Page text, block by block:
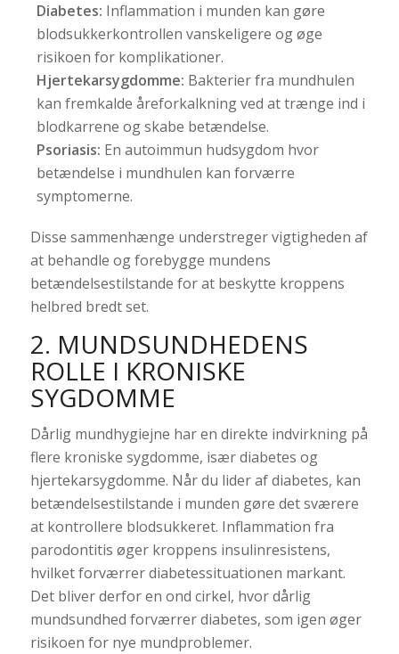
Diabetes: Inflammation i munden kan gøre
blodsukkerkontrollen vanskeligere og øge
risikoen for komplikationer.
Hjertekarsygdomme: Bakterier fra mundhulen
kan fremkalde åreforkalkning ved at trænge ind i
blodkarrene og skabe betændelse.
Psoriasis: En autoimmun hudsygdom hvor
betændelse i mundhulen kan forværre
symptomerne.
Disse sammenhænge understreger vigtigheden af
at behandle og forebygge mundens
betændelsestilstande for at beskytte kroppens
helbred bredt set.
2. MUNDSUNDHEDENS
ROLLE I KRONISKE
SYGDOMME
Dårlig mundhygiejne har en direkte indvirkning på
flere kroniske sygdomme, især diabetes og
hjertekarsygdomme. Når du lider af diabetes, kan
betændelsestilstande i munden gøre det sværere
at kontrollere blodsukkeret. Inflammation fra
parodontitis øger kroppens insulinresistens,
hvilket forværrer diabetessituationen markant.
Det bliver derfor en ond cirkel, hvor dårlig
mundsundhed forværrer diabetes, som igen øger
risikoen for nye mundproblemer.